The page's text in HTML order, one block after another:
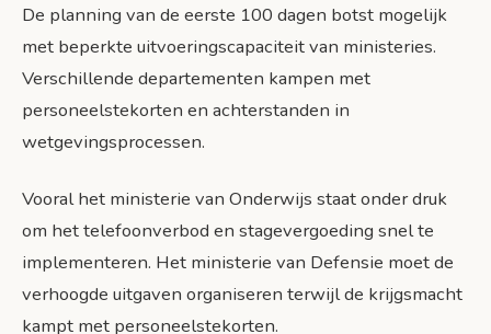
De planning van de eerste 100 dagen botst mogelijk
met beperkte uitvoeringscapaciteit van ministeries.
Verschillende departementen kampen met
personeelstekorten en achterstanden in
wetgevingsprocessen.
Vooral het ministerie van Onderwijs staat onder druk
om het telefoonverbod en stagevergoeding snel te
implementeren. Het ministerie van Defensie moet de
verhoogde uitgaven organiseren terwijl de krijgsmacht
kampt met personeelstekorten.